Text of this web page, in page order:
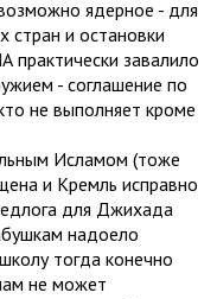
ядерное - для
стран и остановки
практически завалило
- соглашение по
не выполняет кроме
Исламом (тоже
и Кремль исправно
для Джихада
надоело
тогда конечно
не может